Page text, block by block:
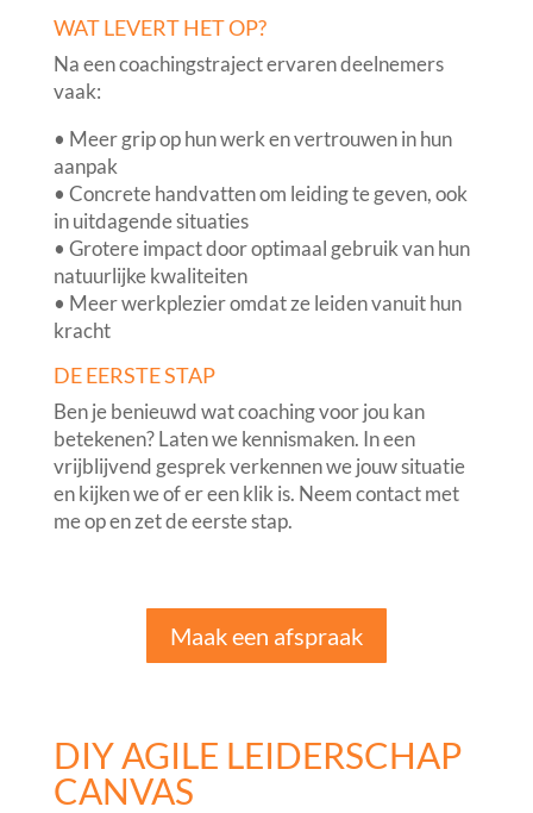
WAT LEVERT HET OP?
Na een coachingstraject ervaren deelnemers
vaak:
• Meer grip op hun werk en vertrouwen in hun
aanpak
• Concrete handvatten om leiding te geven, ook
in uitdagende situaties
• Grotere impact door optimaal gebruik van hun
natuurlijke kwaliteiten
• Meer werkplezier omdat ze leiden vanuit hun
kracht
DE EERSTE STAP
Ben je benieuwd wat coaching voor jou kan
betekenen? Laten we kennismaken. In een
vrijblijvend gesprek verkennen we jouw situatie
en kijken we of er een klik is. Neem contact met
me op en zet de eerste stap.
Maak een afspraak
DIY AGILE LEIDERSCHAP
CANVAS